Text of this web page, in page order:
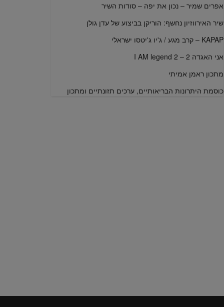
אפרים שמיר – נכון את יפה – סודות השיר
שיר האירווזיון נחשף: הוריקן בביצוע של עדן גולן
KAPAP – קרב מגע / ג'יו ג'יטסו ישראלי
אני האגדה 2 – I AM legend 2
מתכון ראמן אמיתי
כוסמת היתרונות הבריאותיים, ערכים תזונתיים ומתכון